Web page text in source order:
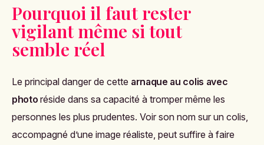
Pourquoi il faut rester
vigilant même si tout
semble réel
Le principal danger de cette arnaque au colis avec
photo réside dans sa capacité à tromper même les
personnes les plus prudentes. Voir son nom sur un colis,
accompagné d’une image réaliste, peut suffire à faire